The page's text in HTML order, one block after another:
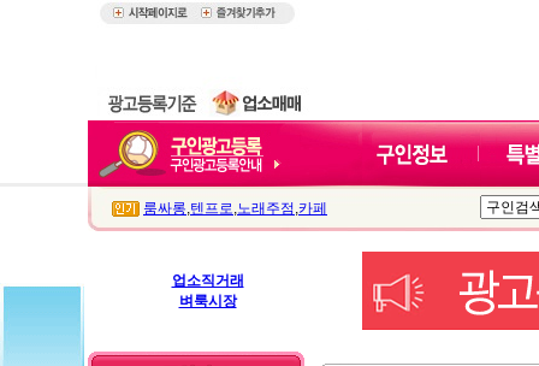
룸싸롱,텐프로,노래주점 ,카페
업소직거래
벼룩시장